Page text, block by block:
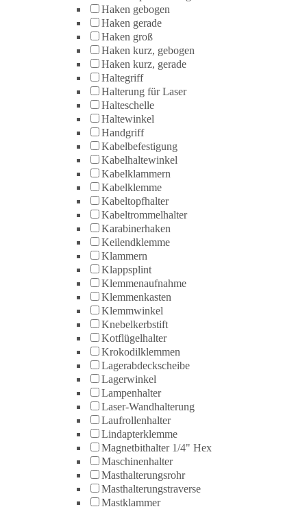
Haken gebogen
Haken gerade
Haken groß
Haken kurz, gebogen
Haken kurz, gerade
Haltegriff
Halterung für Laser
Halteschelle
Haltewinkel
Handgriff
Kabelbefestigung
Kabelhaltewinkel
Kabelklammern
Kabelklemme
Kabeltopfhalter
Kabeltrommelhalter
Karabinerhaken
Keilendklemme
Klammern
Klappsplint
Klemmenaufnahme
Klemmenkasten
Klemmwinkel
Knebelkerbstift
Kotflügelhalter
Krokodilklemmen
Lagerabdeckscheibe
Lagerwinkel
Lampenhalter
Laser-Wandhalterung
Laufrollenhalter
Lindapterklemme
Magnetbithalter 1/4" Hex
Maschinenhalter
Masthalterungsrohr
Masthalterungstraverse
Mastklammer